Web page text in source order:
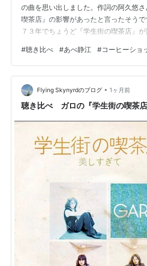
の曲を思い出しました。作詞の阿久悠
喫茶店』の影響があったと言ったそうで
７３年でちょうど『学生街の喫茶店』
しており、美人のお姉さまがデビューし
話題になりました。 コーヒーショップ
作曲：三木たかし 古くから学生の街だ
知っていた 城跡の石段に腰おろし 本を
た そんな話をしてくれる コーヒーショ
#聴き比べ #あべ静江 #コーヒーショ
Flying Skynyrdのブログ • 1ヶ月前
聴き比べ ガロの『学生街の喫茶店